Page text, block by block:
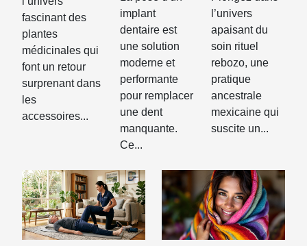
accessoires
pour
fumeurs
fascinant des
plantes
médicinales qui
font un retour
surprenant dans
les
accessoires...
dentaire
implant
dentaire est
une solution
moderne et
performante
pour remplacer
une dent
manquante.
Ce...
bien-être
et la
détente ?
l’univers
apaisant du
soin rituel
rebozo, une
pratique
ancestrale
mexicaine qui
suscite un...